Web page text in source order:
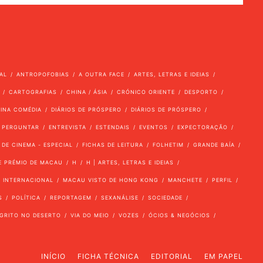
ANTROPOFOBIAS A OUTRA FACE ARTES, LETRAS E IDEIAS
CARTOGRAFIAS CHINA / ÁSIA CRÓNICO ORIENTE DESPORTO
COMÉDIA DIÁRIOS DE PRÓSPERO DIÁRIOS DE PRÓSPERO
ENTREVISTA ESTENDAIS EVENTOS EXPECTORAÇÃO
CINEMA - ESPECIAL FICHAS DE LEITURA FOLHETIM GRANDE BAÍA
PRÉMIO DE MACAU H H | ARTES, LETRAS E IDEIAS
INTERNACIONAL MACAU VISTO DE HONG KONG MANCHETE PERFIL
POLÍTICA REPORTAGEM SEXANÁLISE SOCIEDADE
NO DESERTO VIA DO MEIO VOZES ÓCIOS & NEGÓCIOS
INÍCIO FICHA TÉCNICA EDITORIAL EM PAPEL